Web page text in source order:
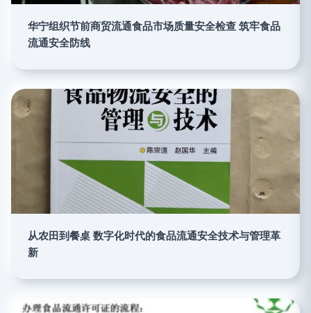
华宁组织节前商贸流通食品市场质量安全检查 筑牢食品
流通安全防线
从农田到餐桌 数字化时代的食品流通安全技术与管理革
新